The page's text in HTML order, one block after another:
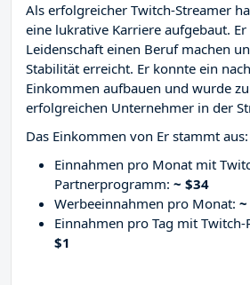
Als erfolgreicher Twitch-Streamer
eine lukrative Karriere aufgebaut.
Leidenschaft einen Beruf machen
Stabilität erreicht. Er konnte ein
Einkommen aufbauen und wurde
erfolgreichen Unternehmer in der
Das Einkommen von Er stammt aus:
Einnahmen pro Monat mit
Partnerprogramm: ~ $34
Werbeeinnahmen pro Monat:
Einnahmen pro Tag mit
$1